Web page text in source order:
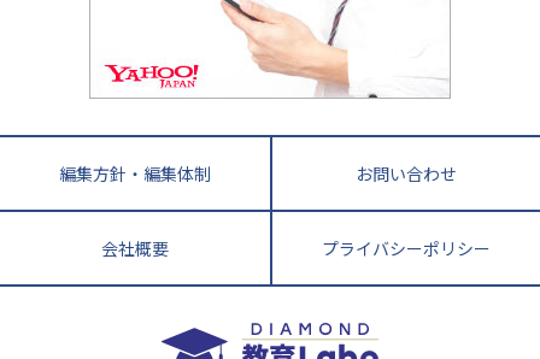
長崎県 熊本県
鹿児島県 沖縄県
教育ジャーナリストが徹底解説！ 大学受験の羅
編集方針・編集体制 お問い合わせ
会社概要 プライバシーポリシー